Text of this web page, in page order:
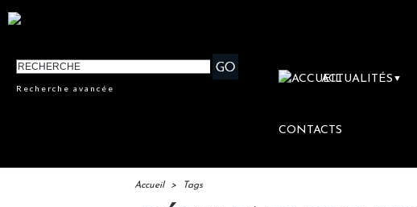
Recherche avancée
ACTUALITÉS ▼
CONTACTS
Accueil > Tags